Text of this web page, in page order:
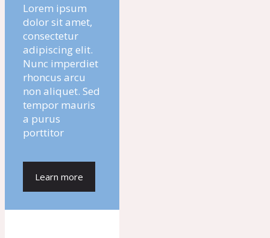
Lorem ipsum
dolor sit amet,
consectetur
adipiscing elit.
Nunc imperdiet
rhoncus arcu
non aliquet. Sed
tempor mauris
a purus
porttitor
Learn more